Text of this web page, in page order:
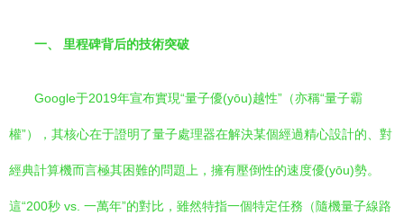
一、 里程碑背后的技術突破
Google于2019年宣布實現“量子優(yōu)越性”（亦稱“量子霸
權”），其核心在于證明了量子處理器在解決某個經過精心設計的、對
經典計算機而言極其困難的問題上，擁有壓倒性的速度優(yōu)勢。
這“200秒 vs. 一萬年”的對比，雖然特指一個特定任務（隨機量子線路